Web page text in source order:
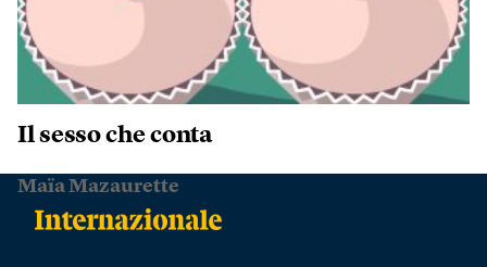
Il sesso che conta
Maïa Mazaurette